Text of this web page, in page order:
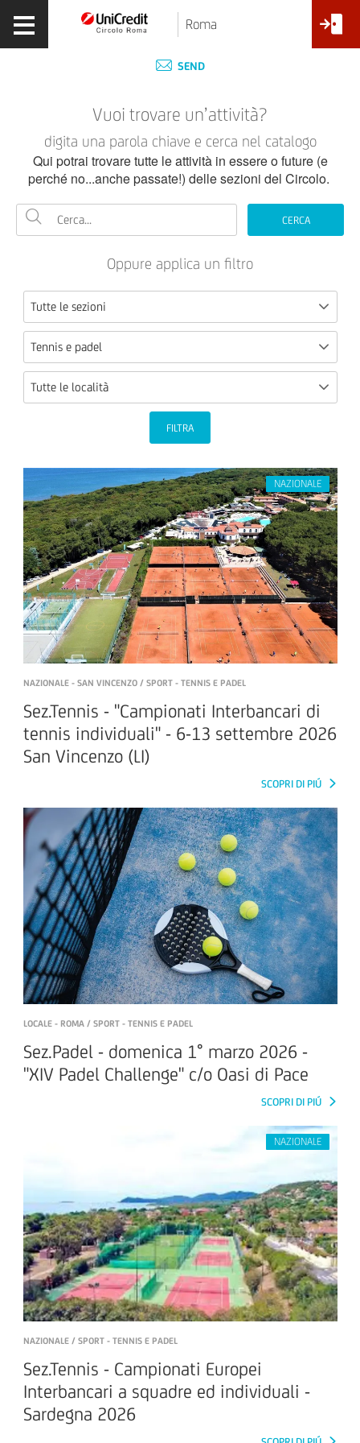
Roma
SEND
Vuoi trovare un’attività?
digita una parola chiave e cerca nel catalogo
Qui potrai trovare tutte le attività in essere o future (e
perché no...anche passate!) delle sezioni del Circolo.
CERCA
Oppure applica un filtro
Tutte le sezioni
Tennis e padel
Tutte le località
FILTRA
NAZIONALE - SAN VINCENZO / SPORT - TENNIS E PADEL
Sez.Tennis - "Campionati Interbancari di
tennis individuali" - 6-13 settembre 2026
San Vincenzo (LI)
SCOPRI DI PIÚ
LOCALE - ROMA / SPORT - TENNIS E PADEL
Sez.Padel - domenica 1° marzo 2026 -
"XIV Padel Challenge" c/o Oasi di Pace
SCOPRI DI PIÚ
NAZIONALE / SPORT - TENNIS E PADEL
Sez.Tennis - Campionati Europei
Interbancari a squadre ed individuali -
Sardegna 2026